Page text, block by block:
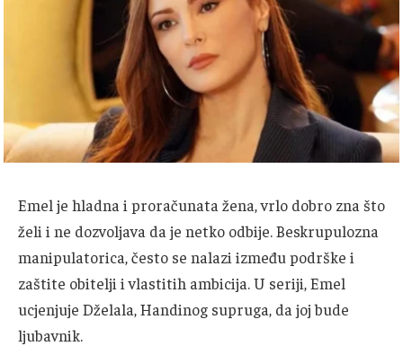
Emel je hladna i proračunata žena, vrlo dobro zna što
želi i ne dozvoljava da je netko odbije.Beskrupulozna
manipulatorica, često se nalazi između podrške i
zaštite obitelji i vlastitih ambicija.U seriji, Emel
ucjenjuje Dželala, Handinog supruga, da joj bude
ljubavnik.